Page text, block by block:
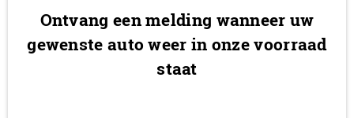
Ontvang een melding wanneer uw
gewenste auto weer in onze voorraad
staat